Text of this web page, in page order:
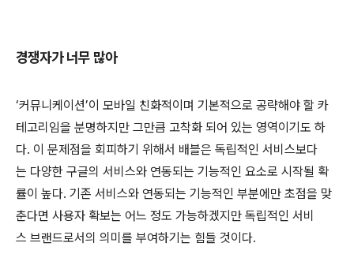
경쟁자가 너무 많아
‘커뮤니케이션’이 모바일 친화적이며 기본적으로 공략해야 할 카
테고리임을 분명하지만 그만큼 고착화 되어 있는 영역이기도 하
다. 이 문제점을 회피하기 위해서 배블은 독립적인 서비스보다
는 다양한 구글의 서비스와 연동되는 기능적인 요소로 시작될 확
률이 높다. 기존 서비스와 연동되는 기능적인 부분에만 초점을 맞
춘다면 사용자 확보는 어느 정도 가능하겠지만 독립적인 서비
스 브랜드로서의 의미를 부여하기는 힘들 것이다.